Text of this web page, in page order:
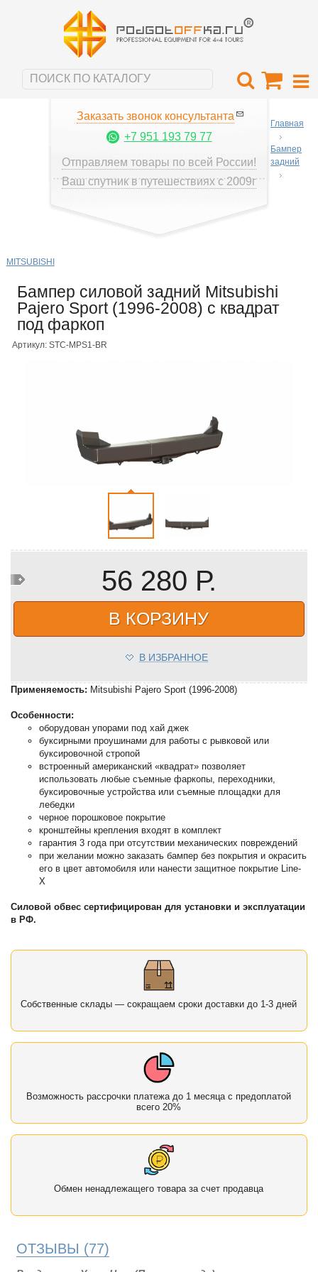
Заказать звонок консультанта
+7 951 193 79 77
Отправляем товары по всей России!
Ваш спутник в путешествиях с 2009г
Главная
Бампер
задний
MITSUBISHI
Бампер силовой задний Mitsubishi
Pajero Sport (1996-2008) с квадрат
под фаркоп
Артикул: STC-MPS1-BR
56 280 Р.
В КОРЗИНУ
В ИЗБРАННОЕ
Применяемость: Mitsubishi Pajero Sport (1996-2008)
Особенности:
оборудован упорами под хай джек
буксирными проушинами для работы с рывковой или
буксировочной стропой
встроенный американский «квадрат» позволяет
использовать любые съемные фаркопы, переходники,
буксировочные устройства или съемные площадки для
лебедки
черное порошковое покрытие
кронштейны крепления входят в комплект
гарантия 3 года при отсутствии механических повреждений
при желании можно заказать бампер без покрытия и окрасить
его в цвет автомобиля или нанести защитное покрытие Line-
X
Силовой обвес сертифицирован для установки и эксплуатации
в РФ.
Собственные склады — сокращаем сроки доставки до 1-3 дней
Возможность рассрочки платежа до 1 месяца с предоплатой
всего 20%
Обмен ненадлежащего товара за счет продавца
ОТЗЫВЫ (77)